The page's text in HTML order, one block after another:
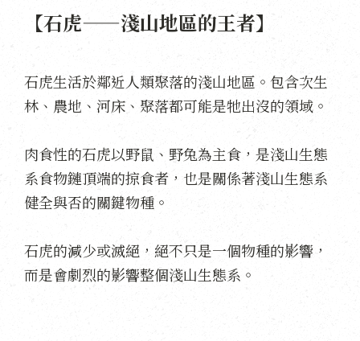
【石虎——淺山地區的王者】
石虎生活於鄰近人類聚落的淺山地區。包含次生
林、農地、河床、聚落都可能是牠出沒的領域。
肉食性的石虎以野鼠、野兔為主食，是淺山生態
系食物鏈頂端的掠食者，也是關係著淺山生態系
健全與否的關鍵物種。
石虎的減少或滅絕，絕不只是一個物種的影響，
而是會劇烈的影響整個淺山生態系。